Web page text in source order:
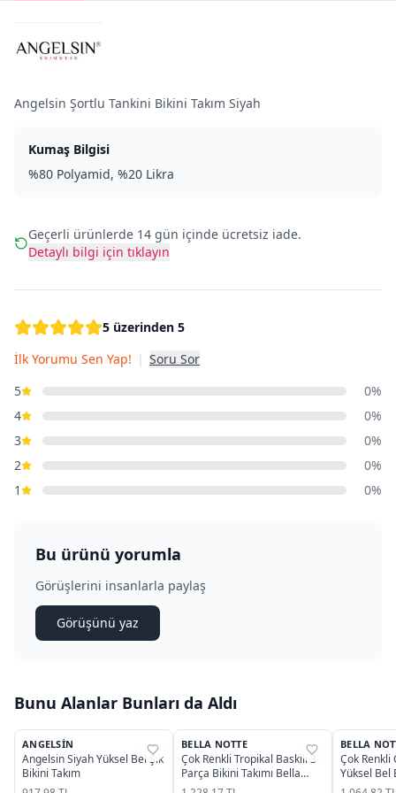
Angelsin Şortlu Tankini Bikini Takım Siyah
Kumaş Bilgisi
%80 Polyamid, %20 Likra
Geçerli ürünlerde 14 gün içinde ücretsiz iade.
Detaylı bilgi için tıklayın
5 üzerinden 5
İlk Yorumu Sen Yap! | Soru Sor
5
0%
4
0%
3
0%
2
0%
1
0%
Bu ürünü yorumla
Görüşlerini insanlarla paylaş
Görüşünü yaz
Bunu Alanlar Bunları da Aldı
%35
ANGELSIN
Angelsin Siyah Yüksel Bel Şık
Bikini Takım
%66
BELLA NOTTE
Çok Renkli Tropikal Baskılı 3
Parça Bikini Takımı Bella
Notte M-9007
%72
BELLA
Çok Renkli
Yüksel Bel
Notte M-